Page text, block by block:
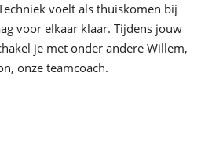
voelt als thuiskomen bij
voor elkaar klaar. Tijdens jouw
je met onder andere Willem,
onze teamcoach.